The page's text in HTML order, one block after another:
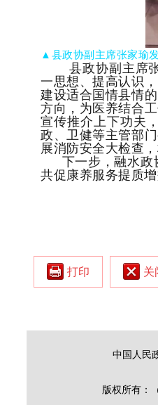
▲县政协副主席张家瑜
县政协副主席
一思想、提高认识
建设适合国情县情的
方向，为医养结合
宣传推介上下功夫
政、卫健等主管部
展消防安全大检查
下一步 ，融水
共促康养服务提质
打印 关
中国人
版权所有